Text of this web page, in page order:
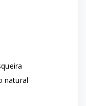
natural